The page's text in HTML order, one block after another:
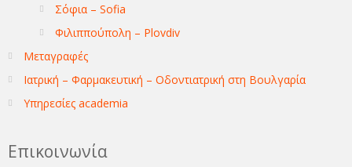
Σόφια – Sofia
Φιλιππούπολη – Plovdiv
Μεταγραφές
Ιατρική – Φαρμακευτική – Οδοντιατρική στη Βουλγαρία
Υπηρεσίες academia
Επικοινωνία